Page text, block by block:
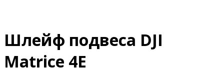
Шлейф подвеса DJI
Matrice 4E